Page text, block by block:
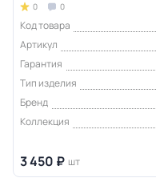
0 0
Код товара
Артикул
Гарантия
Тип изделия
Бренд
Коллекция
3 450 ₽ шт